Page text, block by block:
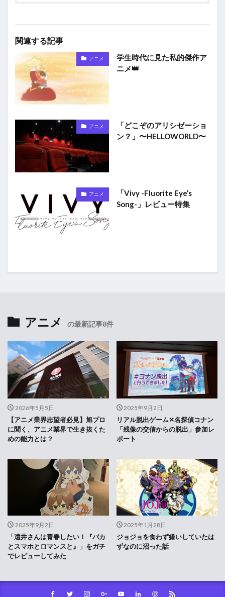
関連する記事
アニメ
学生時代に見た私的傑作ア
ニメ👑
アニメ
「どこぞのアリシゼーショ
ン？」〜HELLOWORLD〜
アニメ
「Vivy -Fluorite Eye’s
Song-」レビュー特集
アニメ の最新記事8件
2026年5月5日
【アニメ業界志望者必見】旭プロ
に聞く、アニメ業界で生き抜くた
めの能力とは？
2025年9月2日
リアル脱出ゲーム✕名探偵コナン
「残像の交信からの脱出」参加レ
ポート
2025年9月2日
「遠井さんは青春したい！『バカ
とスマホとロマンスと』」をガチ
でレビューしてみた
2025年1月28日
ジョジョを食わず嫌いしていたは
ずなのに沼った話